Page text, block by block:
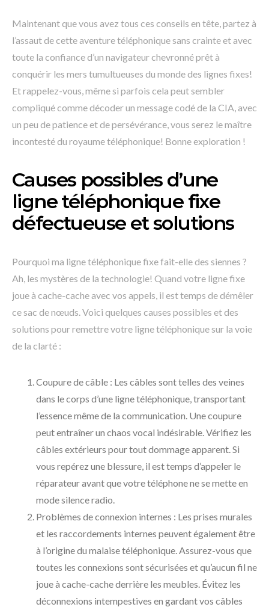
Maintenant que vous avez tous ces conseils en tête, partez à
l’assaut de cette aventure téléphonique sans crainte et avec
toute la confiance d’un navigateur chevronné prêt à
conquérir les mers tumultueuses du monde des lignes fixes!
Et rappelez-vous, même si parfois cela peut sembler
compliqué comme décoder un message codé de la CIA, avec
un peu de patience et de persévérance, vous serez le maître
incontesté du royaume téléphonique! Bonne exploration !
Causes possibles d’une
ligne téléphonique fixe
défectueuse et solutions
Pourquoi ma ligne téléphonique fixe fait-elle des siennes ?
Ah, les mystères de la technologie! Quand votre ligne fixe
joue à cache-cache avec vos appels, il est temps de démêler
ce sac de nœuds. Voici quelques causes possibles et des
solutions pour remettre votre ligne téléphonique sur la voie
de la clarté :
Coupure de câble : Les câbles sont telles des veines
dans le corps d’une ligne téléphonique, transportant
l’essence même de la communication. Une coupure
peut entraîner un chaos vocal indésirable. Vérifiez les
câbles extérieurs pour tout dommage apparent. Si
vous repérez une blessure, il est temps d’appeler le
réparateur avant que votre téléphone ne se mette en
mode silence radio.
Problèmes de connexion internes : Les prises murales
et les raccordements internes peuvent également être
à l’origine du malaise téléphonique. Assurez-vous que
toutes les connexions sont sécurisées et qu’aucun fil ne
joue à cache-cache derrière les meubles. Évitez les
déconnexions intempestives en gardant vos câbles